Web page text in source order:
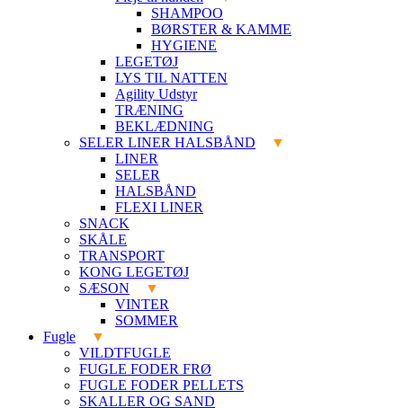
SHAMPOO
BØRSTER & KAMME
HYGIENE
LEGETØJ
LYS TIL NATTEN
Agility Udstyr
TRÆNING
BEKLÆDNING
SELER LINER HALSBÅND
LINER
SELER
HALSBÅND
FLEXI LINER
SNACK
SKÅLE
TRANSPORT
KONG LEGETØJ
SÆSON
VINTER
SOMMER
Fugle
VILDTFUGLE
FUGLE FODER FRØ
FUGLE FODER PELLETS
SKALLER OG SAND